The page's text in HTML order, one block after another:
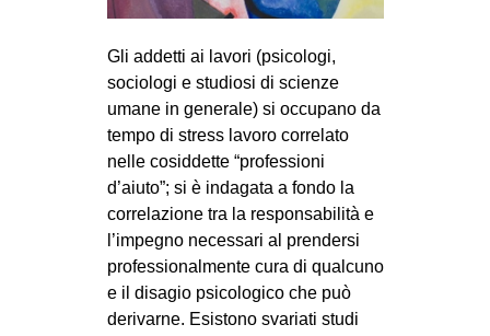
Gli addetti ai lavori (psicologi,
sociologi e studiosi di scienze
umane in generale) si occupano da
tempo di stress lavoro correlato
nelle cosiddette “professioni
d’aiuto”; si è indagata a fondo la
correlazione tra la responsabilità e
l’impegno necessari al prendersi
professionalmente cura di qualcuno
e il disagio psicologico che può
derivarne. Esistono svariati studi